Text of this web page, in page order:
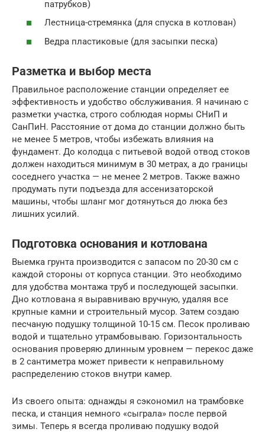
патрубков)
Лестница-стремянка (для спуска в котлован)
Ведра пластиковые (для засыпки песка)
Разметка и выбор места
Правильное расположение станции определяет ее
эффективность и удобство обслуживания. Я начинаю с
разметки участка, строго соблюдая нормы СНиП и
СанПиН. Расстояние от дома до станции должно быть
не менее 5 метров, чтобы избежать влияния на
фундамент. До колодца с питьевой водой отвод стоков
должен находиться минимум в 30 метрах, а до границы
соседнего участка — не менее 2 метров. Также важно
продумать пути подъезда для ассенизаторской
машины, чтобы шланг мог дотянуться до люка без
лишних усилий.
Подготовка основания и котлована
Выемка грунта производится с запасом по 20-30 см с
каждой стороны от корпуса станции. Это необходимо
для удобства монтажа труб и последующей засыпки.
Дно котлована я выравниваю вручную, удаляя все
крупные камни и строительный мусор. Затем создаю
песчаную подушку толщиной 10-15 см. Песок проливаю
водой и тщательно утрамбовываю. Горизонтальность
основания проверяю длинным уровнем — перекос даже
в 2 сантиметра может привести к неправильному
распределению стоков внутри камер.
Из своего опыта: однажды я сэкономил на трамбовке
песка, и станция немного «сыграла» после первой
зимы. Теперь я всегда проливаю подушку водой